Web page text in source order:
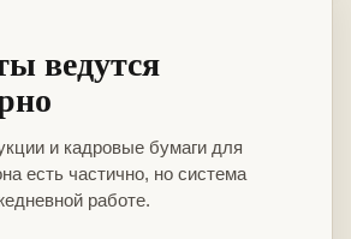
ведутся
и кадровые бумаги для
есть частично, но система
работе.